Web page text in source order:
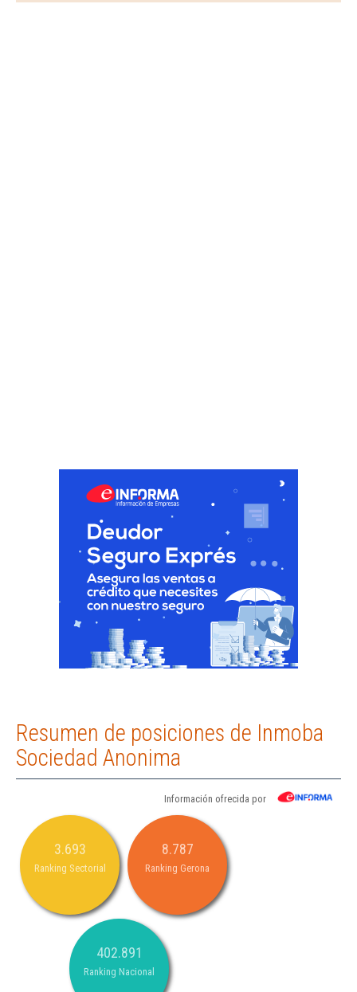
Resumen de posiciones de Inmoba
Sociedad Anonima
Información ofrecida por
3.693
Ranking Sectorial
8.787
Ranking Gerona
402.891
Ranking Nacional